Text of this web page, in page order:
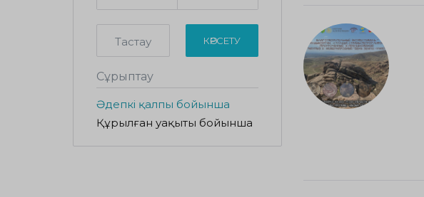
Тастау КӨРСЕТУ
Сұрыптау
Әдепкі қалпы бойынша
Құрылған уақыты бойынша